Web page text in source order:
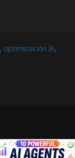
optimización IA